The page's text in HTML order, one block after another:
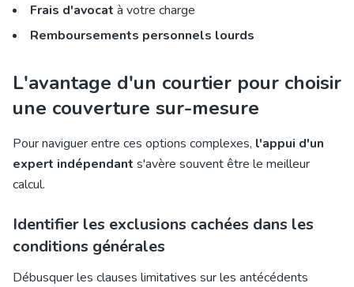
Frais d'avocat à votre charge
Remboursements personnels lourds
L'avantage d'un courtier pour choisir
une couverture sur-mesure
Pour naviguer entre ces options complexes, l'appui d'un
expert indépendant s'avère souvent être le meilleur
calcul.
Identifier les exclusions cachées dans les
conditions générales
Débusquer les clauses limitatives sur les antécédents